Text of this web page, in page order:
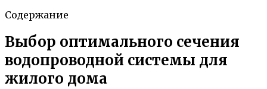
Содержание
Выбор оптимального сечения
водопроводной системы для
жилого дома